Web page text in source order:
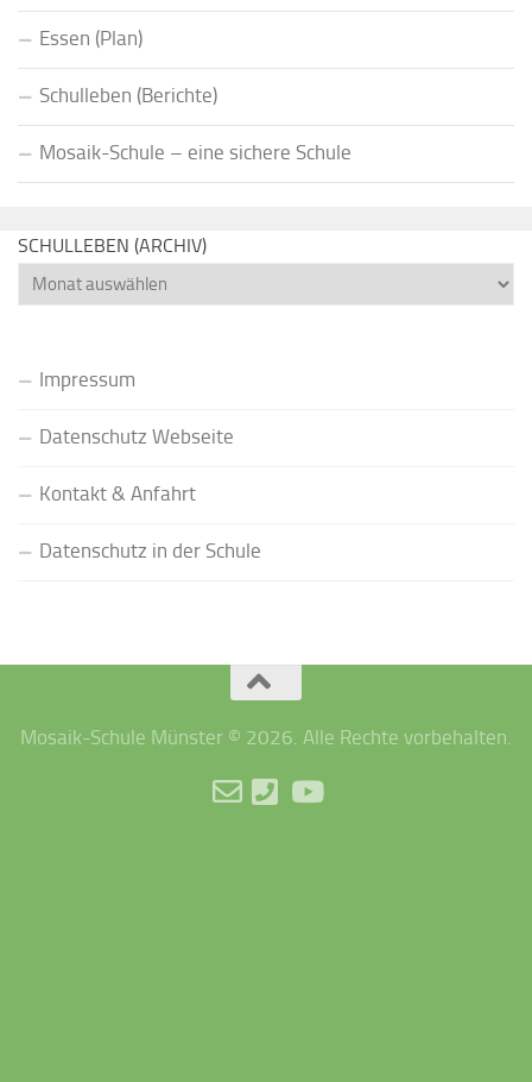
Essen (Plan)
Schulleben (Berichte)
Mosaik-Schule – eine sichere Schule
SCHULLEBEN (ARCHIV)
Schulleben
(Archiv)
Impressum
Datenschutz Webseite
Kontakt & Anfahrt
Datenschutz in der Schule
Mosaik-Schule Münster © 2026. Alle Rechte vorbehalten.